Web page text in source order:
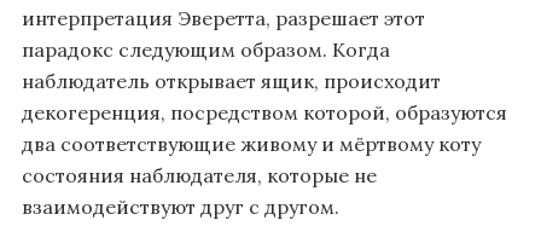
интерпретация Эверетта, разрешает этот
парадокс следующим образом. Когда
наблюдатель открывает ящик, происходит
декогеренция, посредством которой, образуются
два соответствующие живому и мёртвому коту
состояния наблюдателя, которые не
взаимодействуют друг с другом.